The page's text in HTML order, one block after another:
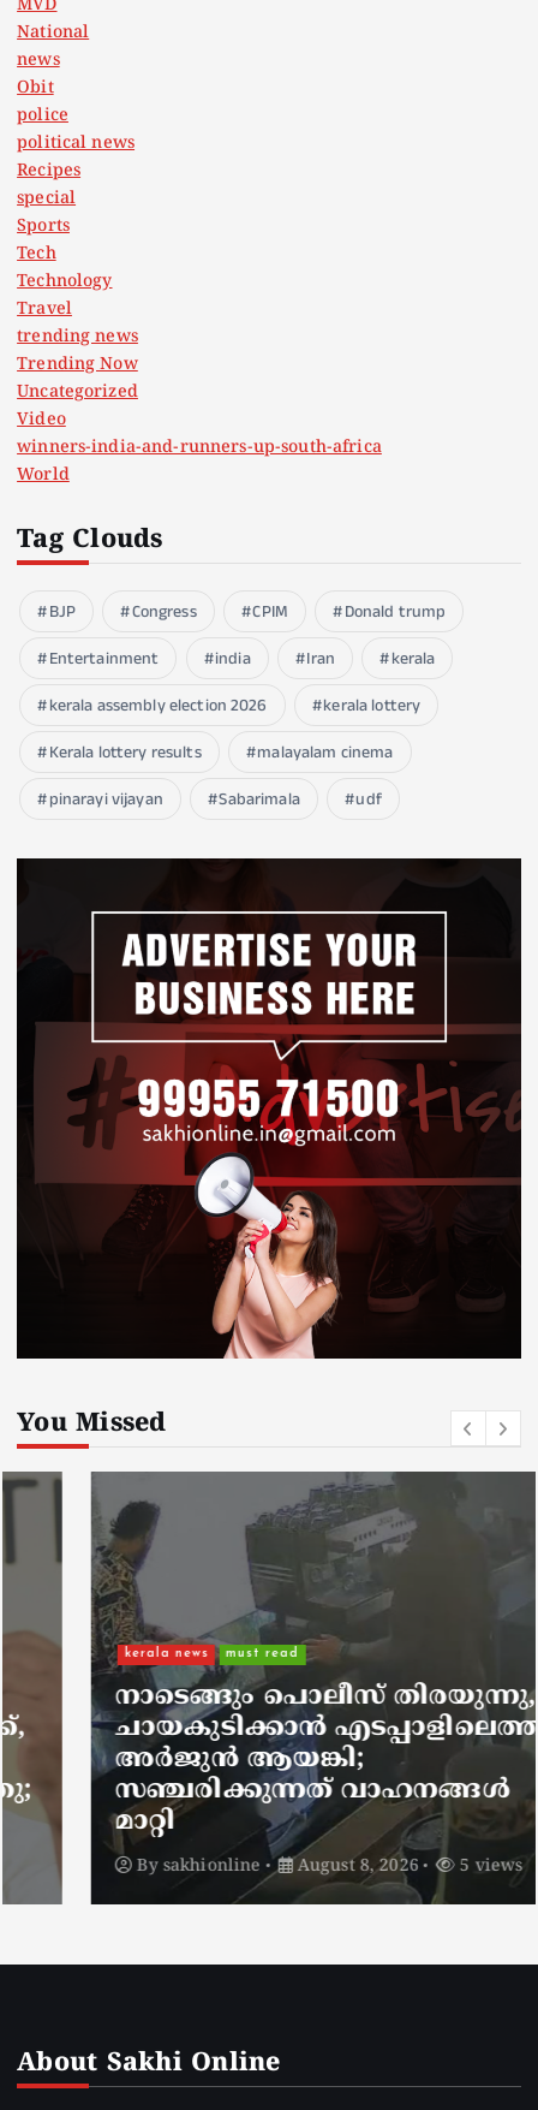
MVD
National
news
Obit
police
political news
Recipes
special
Sports
Tech
Technology
Travel
trending news
Trending Now
Uncategorized
Video
winners-india-and-runners-up-south-africa
World
Tag Clouds
BJP Congress CPIM
Donald trump
Entertainment
india Iran
kerala
kerala assembly election 2026
kerala lottery
Kerala lottery results
malayalam cinema
pinarayi vijayan
Sabarimala udf
You Missed
kerala news must read
നാടെങ്ങും പൊലീസ് തിരയുന്നു,
ചായകുടിക്കാൻ എടപ്പാളിലെത്തി
അർജുൻ ആയങ്കി;
സഞ്ചരിക്കുന്നത് വാഹനങ്ങൾ
മാറ്റി
sakhionline August 8, 2026 5 views
About Sakhi Online